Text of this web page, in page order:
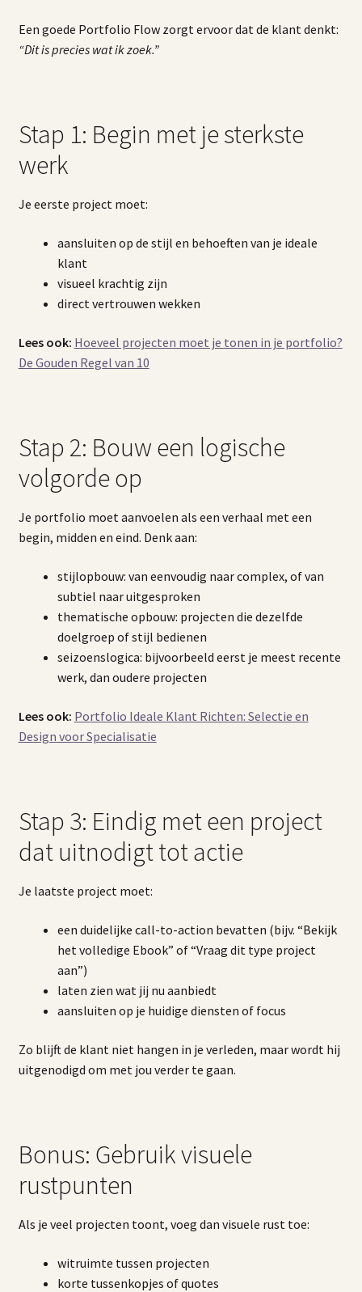
Een goede Portfolio Flow zorgt ervoor dat de klant denkt:
“Dit is precies wat ik zoek.”
Stap 1: Begin met je sterkste
werk
Je eerste project moet:
aansluiten op de stijl en behoeften van je ideale
klant
visueel krachtig zijn
direct vertrouwen wekken
Lees ook: Hoeveel projecten moet je tonen in je portfolio?
De Gouden Regel van 10
Stap 2: Bouw een logische
volgorde op
Je portfolio moet aanvoelen als een verhaal met een
begin, midden en eind. Denk aan:
stijlopbouw: van eenvoudig naar complex, of van
subtiel naar uitgesproken
thematische opbouw: projecten die dezelfde
doelgroep of stijl bedienen
seizoenslogica: bijvoorbeeld eerst je meest recente
werk, dan oudere projecten
Lees ook: Portfolio Ideale Klant Richten: Selectie en
Design voor Specialisatie
Stap 3: Eindig met een project
dat uitnodigt tot actie
Je laatste project moet:
een duidelijke call-to-action bevatten (bijv. “Bekijk
het volledige Ebook” of “Vraag dit type project
aan”)
laten zien wat jij nu aanbiedt
aansluiten op je huidige diensten of focus
Zo blijft de klant niet hangen in je verleden, maar wordt hij
uitgenodigd om met jou verder te gaan.
Bonus: Gebruik visuele
rustpunten
Als je veel projecten toont, voeg dan visuele rust toe:
witruimte tussen projecten
korte tussenkopjes of quotes